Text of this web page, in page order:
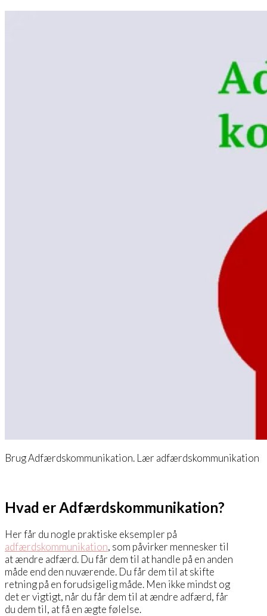
Brug Adfærdskommunikation. Lær adfærdskommunikation
Hvad er Adfærdskommunikation?
Her får du nogle praktiske eksempler på
adfærdskommunikation, som påvirker mennesker til
at ændre adfærd. Du får dem til at handle på en anden
måde end den nuværende. Du får dem til at skifte
retning på en forudsigelig måde. Men ikke mindst og
det er vigtigt, når du får dem til at ændre adfærd, får
du dem til, at få en ægte følelse.